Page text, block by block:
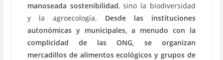
manoseada sostenibilidad, sino la biodiversidad
y la agroecología. Desde las instituciones
autonómicas y municipales, a menudo con la
complicidad de las ONG, se organizan
mercadillos de alimentos ecológicos y grupos de